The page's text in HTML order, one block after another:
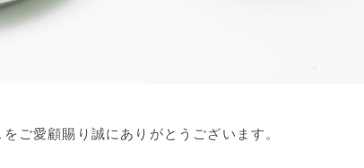
ご愛顧賜り誠にありがとうございます。